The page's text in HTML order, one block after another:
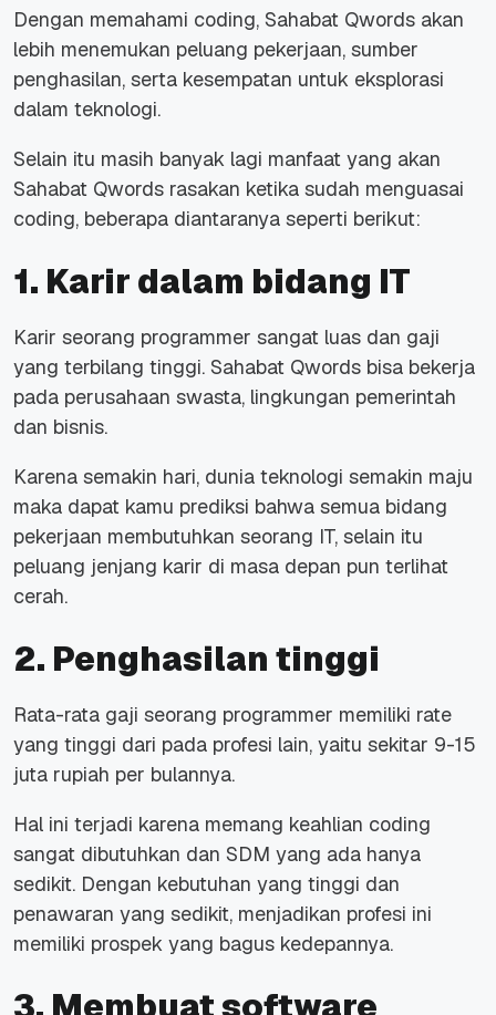
Dengan memahami coding, Sahabat Qwords akan
lebih menemukan peluang pekerjaan, sumber
penghasilan, serta kesempatan untuk eksplorasi
dalam teknologi.
Selain itu masih banyak lagi manfaat yang akan
Sahabat Qwords rasakan ketika sudah menguasai
coding, beberapa diantaranya seperti berikut:
1. Karir dalam bidang IT
Karir seorang programmer sangat luas dan gaji
yang terbilang tinggi. Sahabat Qwords bisa bekerja
pada perusahaan swasta, lingkungan pemerintah
dan bisnis.
Karena semakin hari, dunia teknologi semakin maju
maka dapat kamu prediksi bahwa semua bidang
pekerjaan membutuhkan seorang IT, selain itu
peluang jenjang karir di masa depan pun terlihat
cerah.
2. Penghasilan tinggi
Rata-rata gaji seorang programmer memiliki rate
yang tinggi dari pada profesi lain, yaitu sekitar 9-15
juta rupiah per bulannya.
Hal ini terjadi karena memang keahlian coding
sangat dibutuhkan dan SDM yang ada hanya
sedikit. Dengan kebutuhan yang tinggi dan
penawaran yang sedikit, menjadikan profesi ini
memiliki prospek yang bagus kedepannya.
3. Membuat software